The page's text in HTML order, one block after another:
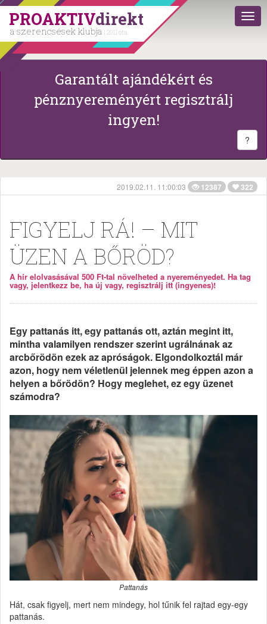
PROAKTIVdirekt
a szerencsések klubja | 2011 óta
Garantált ajándékért és
pénznyereményért regisztrálj
ingyen!
?
2019.02.11. 11:00:03 12387 322
FIGYELJ RÁ! – MIT
ÜZEN A BŐRÖD?
A hír elolvasásával 500 Ft-tal növelheted a nyereményedet. Ha tag
vagy, jelentkezz be, ha új vagy, regisztrálj itt (ingyenes)!
Egy pattanás itt, egy pattanás ott, aztán megint itt,
mintha valamilyen rendszer szerint ugrálnának az
arcbőrödön ezek az apróságok. Elgondolkoztál már
azon, hogy nem véletlenül jelennek meg éppen azon a
helyen a bőrödön? Hogy meglehet, ez egy üzenet
számodra?
Pattanás
Hát, csak figyelj, mert nem mindegy, hol tűnik fel rajtad egy-egy
pattanás.